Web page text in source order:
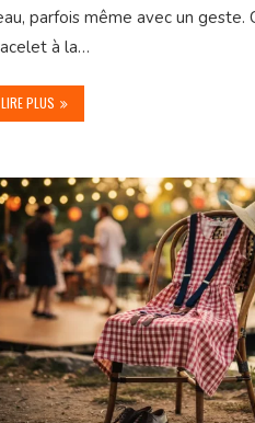
parfois même avec un geste.
à la…
LIRE PLUS